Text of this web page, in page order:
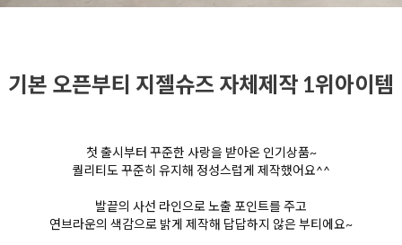
기본 오픈부티 지젤슈즈 자체제작 1위아이템
첫 출시부터 꾸준한 사랑을 받아온 인기상품~
퀄리티도 꾸준히 유지해 정성스럽게 제작했어요^^
발끝의 사선 라인으로 노출 포인트를 주고
연브라운의 색감으로 밝게 제작해 답답하지 않은 부티에요~